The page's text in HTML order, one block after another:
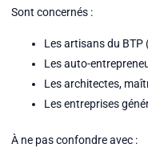
Sont concernés :
Les artisans du
Les auto-
Les architectes,
Les entreprises
À ne pas confondre avec :